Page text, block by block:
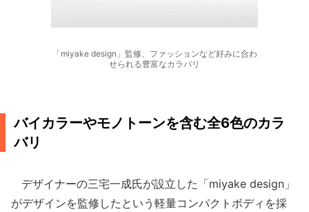
「miyake design」監修、ファッションなど好みに合わ
せられる豊富なカラバリ
バイカラーやモノトーンを含む全6色のカラ
バリ
デザイナーの三宅一成氏が設立した「miyake design」
がデザインを監修したという軽量コンパクトボディを採